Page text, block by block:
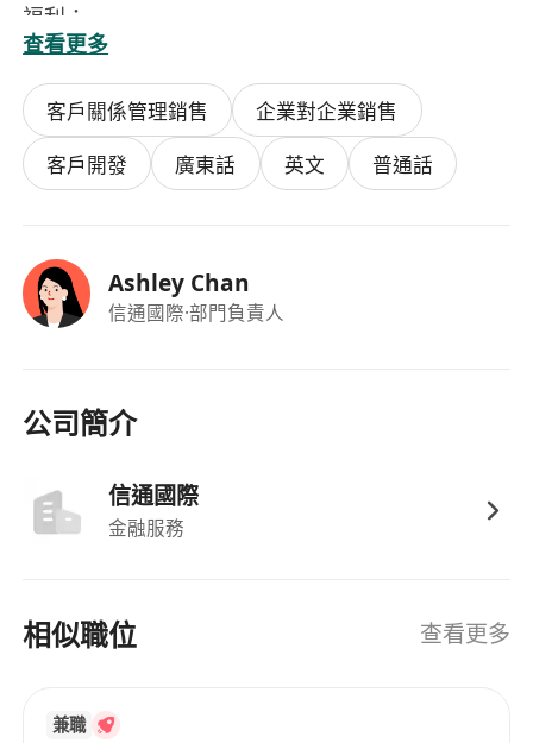
福利：
提供在職培訓
享有勞工假期
五天工作制
工作時間為星期一至五 10:30-19:00
查看更多
客戶關係管理銷售
企業對企業銷售
客戶開發
廣東話 英文 普通話
Ashley Chan
信通國際·部門負責人
公司簡介
信通國際
金融服務
相似職位 查看更多
兼職